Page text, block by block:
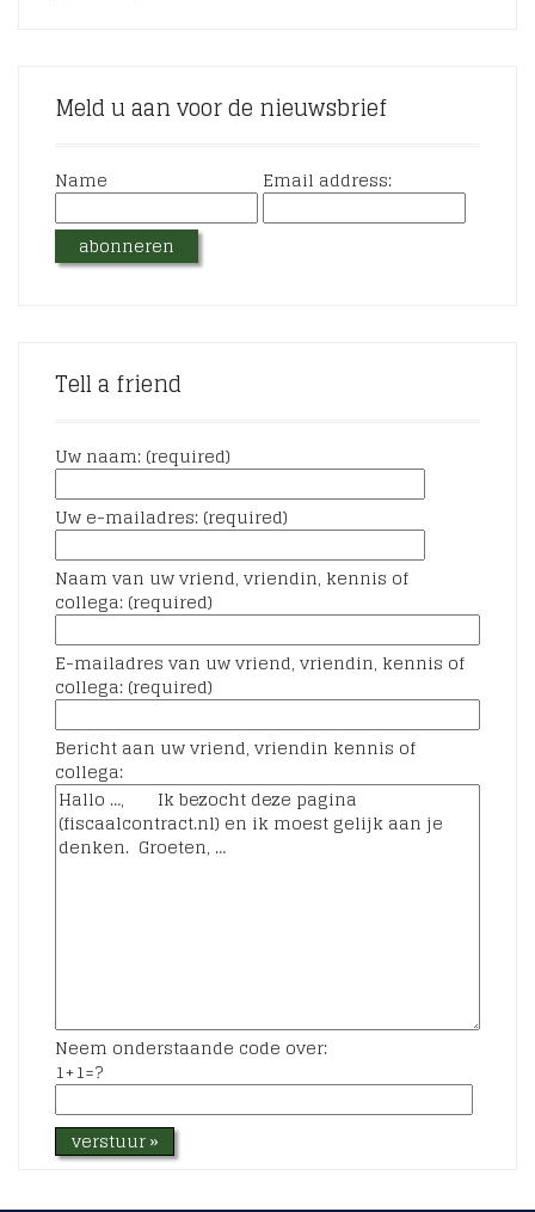
Meld u aan voor de nieuwsbrief
Name Email address:
Tell a friend
Uw naam: (required)
Uw e-mailadres: (required)
Naam van uw vriend, vriendin, kennis of
collega: (required)
E-mailadres van uw vriend, vriendin, kennis of
collega: (required)
Bericht aan uw vriend, vriendin kennis of
collega:
Neem onderstaande code over:
1+1=?